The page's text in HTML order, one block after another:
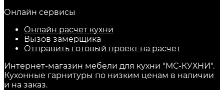
Онлайн сервисы
Онлайн расчет кухни
Вызов замерщика
Отправить готовый проект на расчет
Интернет-магазин мебели для кухни "МС-КУХНИ".
Кухонные гарнитуры по низким ценам в наличии
и на заказ.